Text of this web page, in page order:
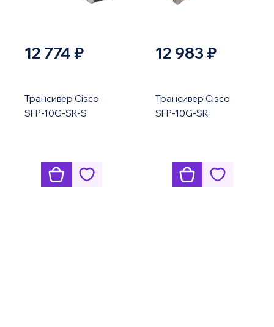
12 774 ₽
Трансивер Cisco
SFP-10G-SR-S
12 983 ₽
Трансивер Cisco
SFP-10G-SR